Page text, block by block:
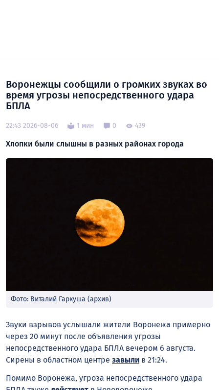
Воронежцы сообщили о громких звуках во
время угрозы непосредственного удара
БПЛА
22:43 2026-08-06 1 мин 0 439
Хлопки были слышны в разных районах города
Фото: Виталий Гаркуша (архив)
Звуки взрывов услышали жители Воронежа примерно
через 20 минут после объявления угрозы
непосредственного удара БПЛА вечером 6 августа.
Сирены в областном центре завыли в 21:24.
Помимо Воронежа, угроза непосредственного удара